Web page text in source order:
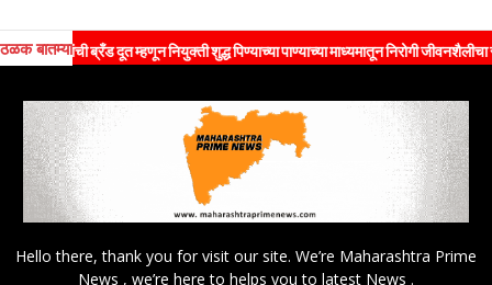
ठळक बातम्या
ब्रँड दूत म्हणून नियुक्ती शुद्ध पिण्याच्या पाण्याच्या माध्यमातून निरोगी जीवनशैलीचा संदेश
Hello there, thank you for visit our site. We’re Maharashtra Prime
News , we’re here to helps you to latest News .